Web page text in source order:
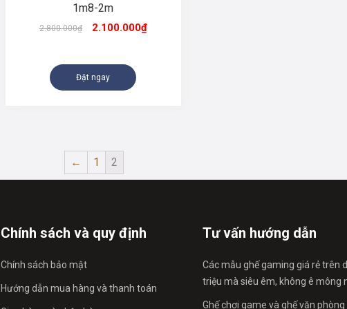
1m8-2m
2.800.000₫ 2.100.000₫
Đặt ngay
← 1 2
Chính sách và quy định
Chính sách bảo mật
Hướng dẫn mua hàng và thanh toán
Tư vấn hướng dẫn
Các mẫu ghế gaming giá rẻ trên
triệu mà siêu êm, không ê mông
Ghế chơi game và ghế văn phòng